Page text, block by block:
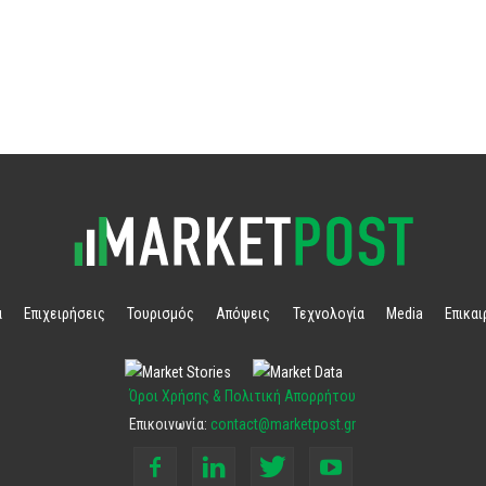
Επιχειρήσεις Τουρισμός Απόψεις Τεχνολογία Media
Όροι Χρήσης & Πολιτική Απορρήτου
Επικοινωνία: contact@marketpost.gr